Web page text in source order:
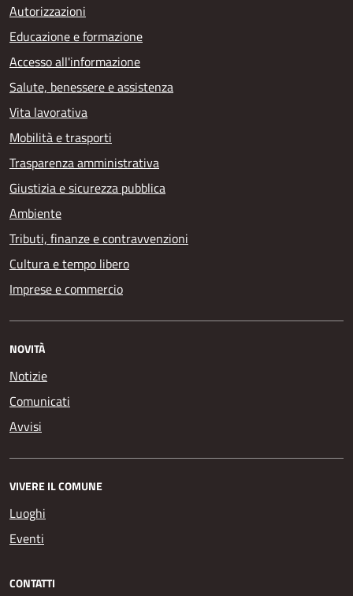
Autorizzazioni
Educazione e formazione
Accesso all'informazione
Salute, benessere e assistenza
Vita lavorativa
Mobilità e trasporti
Trasparenza amministrativa
Giustizia e sicurezza pubblica
Ambiente
Tributi, finanze e contravvenzioni
Cultura e tempo libero
Imprese e commercio
NOVITÀ
Notizie
Comunicati
Avvisi
VIVERE IL COMUNE
Luoghi
Eventi
CONTATTI